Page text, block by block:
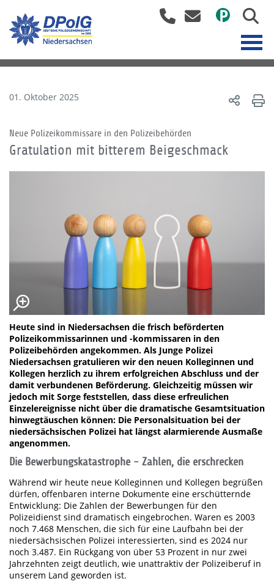
01. Oktober 2025
Neue Polizeikommissare in den Polizeibehörden
Gratulation mit bitterem Beigeschmack
Heute sind in Niedersachsen die frisch beförderten
Polizeikommissarinnen und -kommissaren in den
Polizeibehörden angekommen. Als Junge Polizei
Niedersachsen gratulieren wir den neuen Kolleginnen und
Kollegen herzlich zu ihrem erfolgreichen Abschluss und der
damit verbundenen Beförderung. Gleichzeitig müssen wir
jedoch mit Sorge feststellen, dass diese erfreulichen
Einzelereignisse nicht über die dramatische Gesamtsituation
hinwegtäuschen können: Die Personalsituation bei der
niedersächsischen Polizei hat längst alarmierende Ausmaße
angenommen.
Die Bewerbungskatastrophe - Zahlen, die erschrecken
Während wir heute neue Kolleginnen und Kollegen begrüßen
dürfen, offenbaren interne Dokumente eine erschütternde
Entwicklung: Die Zahlen der Bewerbungen für den
Polizeidienst sind dramatisch eingebrochen. Waren es 2003
noch 7.468 Menschen, die sich für eine Laufbahn bei der
niedersächsischen Polizei interessierten, sind es 2024 nur
noch 3.487. Ein Rückgang von über 53 Prozent in nur zwei
Jahrzehnten zeigt deutlich, wie unattraktiv der Polizeiberuf in
unserem Land geworden ist.